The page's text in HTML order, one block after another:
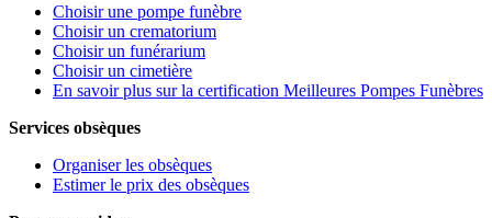
Choisir une pompe funèbre
Choisir un crematorium
Choisir un funérarium
Choisir un cimetière
En savoir plus sur la certification Meilleures Pompes Funèbres
Services obsèques
Organiser les obsèques
Estimer le prix des obsèques